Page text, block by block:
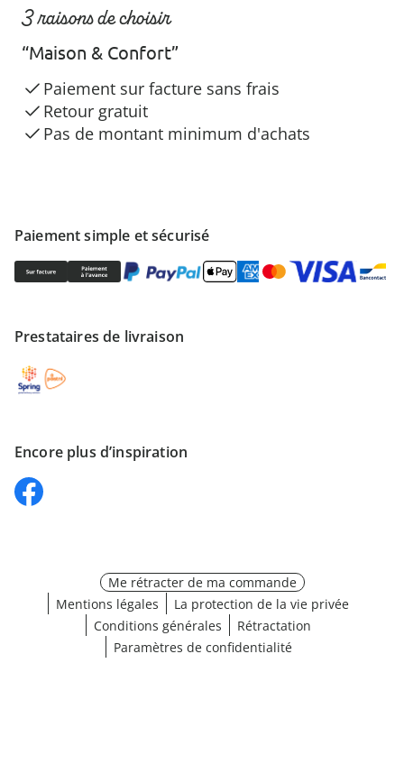
Paiement simple et sécurisé
Prestataires de livraison
Encore plus d’inspiration
3 raisons de choisir
“Maison & Confort”
Paiement sur facture sans frais
Retour gratuit
Pas de montant minimum d'achats
Me rétracter de ma commande
Mentions légales
La protection de la vie privée
Conditions générales
Rétractation
Paramètres de confidentialité